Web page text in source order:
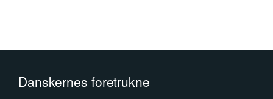
Danskernes foretrukne